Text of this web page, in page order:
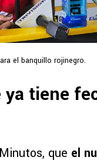
el banquillo rojinegro.
ya tiene
que el